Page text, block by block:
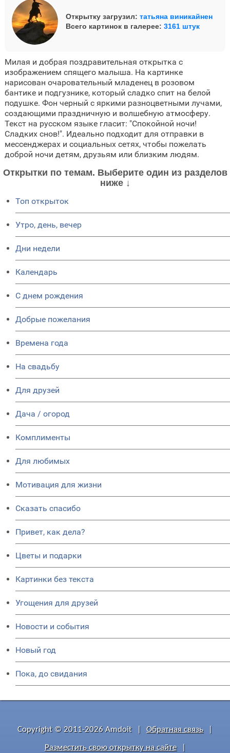
Открытку загрузил: татьяна виникайнен
Всего картинок в галерее: 3161 штук
Милая и добрая поздравительная открытка с
изображением спящего малыша. На картинке
нарисован очаровательный младенец в розовом
бантике и подгузнике, который сладко спит на белой
подушке. Фон черный с яркими разноцветными лучами,
создающими праздничную и волшебную атмосферу.
Текст на русском языке гласит: "Спокойной ночи!
Сладких снов!". Идеально подходит для отправки в
мессенджерах и социальных сетях, чтобы пожелать
доброй ночи детям, друзьям или близким людям.
Открытки по темам. Выберите один из разделов
ниже ↓
Топ открыток
Утро, день, вечер
Дни недели
Календарь
C днем рождения
Добрые пожелания
Времена года
На свадьбу
Для друзей
Дача / огород
Комплименты
Для любимых
Мотивация для жизни
Сказать спасибо
Привет, как дела?
Цветы и подарки
Картинки без текста
Угощения для друзей
Новости и события
Новый год
Пока, до свидания
Copyright © 2011-2026 Amdoit Обратная связь
Разместить свою открытку на сайте